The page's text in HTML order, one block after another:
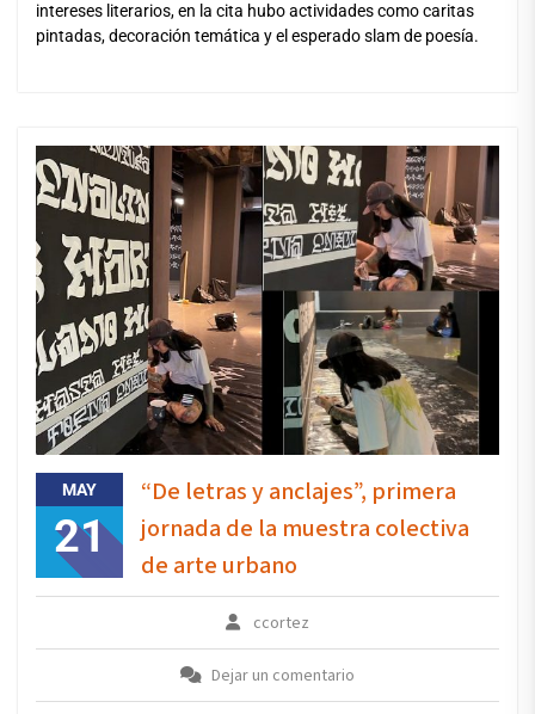
intereses literarios, en la cita hubo actividades como caritas
pintadas, decoración temática y el esperado slam de poesía.
MAY
21
“De letras y anclajes”, primera
jornada de la muestra colectiva
de arte urbano
ccortez
Dejar un comentario